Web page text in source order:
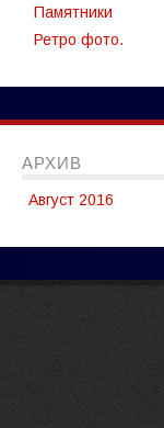
Памятники
Ретро фото.
АРХИВ
Август 2016